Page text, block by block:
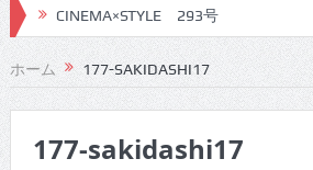
CINEMA×STYLE 293号
CINEMA×STYLE 292号
CINEMA×STYLE 291号
CINEMA×STYLE 290号
ホーム 177-SAKIDASHI17
177-sakidashi17